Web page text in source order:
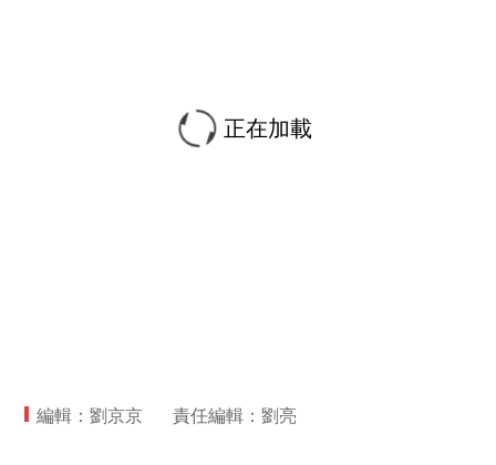
正在加載
編輯：劉京京 責任編輯：劉亮